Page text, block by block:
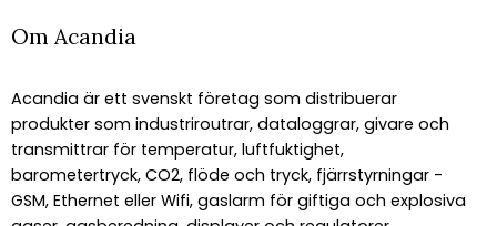
Om Acandia
Acandia är ett svenskt företag som distribuerar
produkter som industriroutrar, dataloggrar, givare och
transmittrar för temperatur, luftfuktighet,
barometertryck, CO2, flöde och tryck, fjärrstyrningar -
GSM, Ethernet eller Wifi, gaslarm för giftiga och explosiva